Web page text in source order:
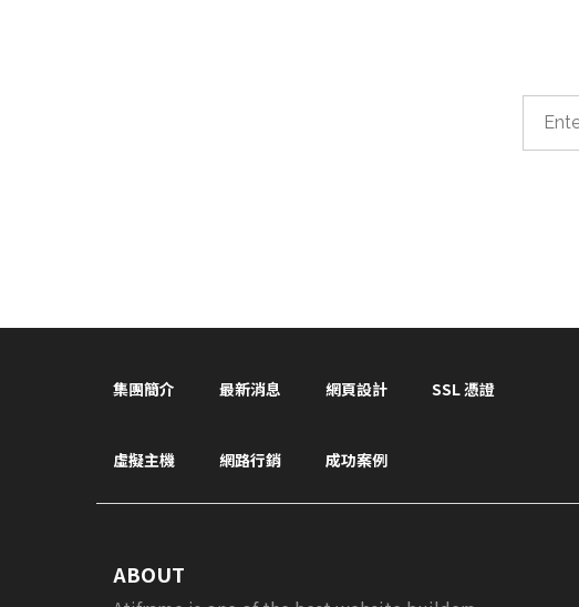
集團簡介 最新消息 網頁設計 SSL 憑證
虛擬主機 網路行銷 成功案例
ABOUT